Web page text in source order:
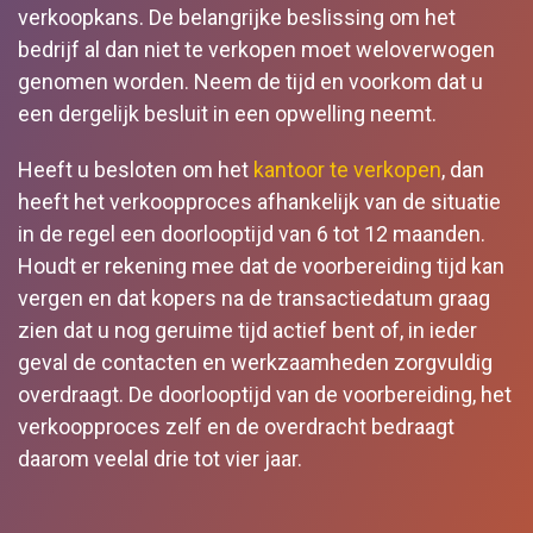
verkoopkans. De belangrijke beslissing om het
bedrijf al dan niet te verkopen moet weloverwogen
genomen worden. Neem de tijd en voorkom dat u
een dergelijk besluit in een opwelling neemt.
Heeft u besloten om het kantoor te verkopen, dan
heeft het verkoopproces afhankelijk van de situatie
in de regel een doorlooptijd van 6 tot 12 maanden.
Houdt er rekening mee dat de voorbereiding tijd kan
vergen en dat kopers na de transactiedatum graag
zien dat u nog geruime tijd actief bent of, in ieder
geval de contacten en werkzaamheden zorgvuldig
overdraagt. De doorlooptijd van de voorbereiding, het
verkoopproces zelf en de overdracht bedraagt
daarom veelal drie tot vier jaar.